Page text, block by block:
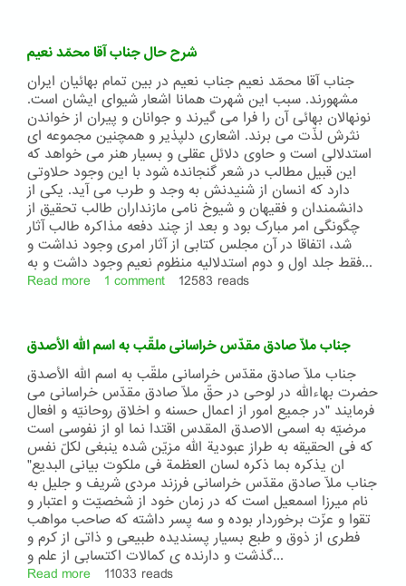
و
جناب
سینا
شرح حال جناب آقا محمّد نعیم
جناب آقا محمّد نعیم جناب نعیم در بین تمام بهائیان ایران
مشهورند. سبب این شهرت همانا اشعار شیوای ایشان است.
نونهالان بهائی آن را فرا می گیرند و جوانان و پیران از خواندن
نثرش لذّت می برند. اشعاری دلپذیر و همچنین مجموعه ای
استدلالی است و حاوی دلائل عقلی و بسیار هنر می خواهد که
این قبیل مطالب در شعر گنجانده شود با این وجود حلاوتی
دارد که انسان از شنیدنش به وجد و طرب می آید. یکی از
دانشمندان و فقیهان و شیوخ نامی مازنداران طالب تحقیق از
چگونگی امر مبارک بود و بعد از چند دفعه مذاکره طالب آثار
شد، اتفاقا در آن مجلس کتابی از آثار امری وجود نداشت و
فقط جلد اول و دوم استدلالیه منظوم نعیم وجود داشت و به...
Read more about
جناب
آقا
محمّد
نعیم
1 comment 12583 reads
جناب ملّا صادق مقدّس خراسانی ملقّب به اسم الله الأصدق
جناب ملّا صادق مقدّس خراسانی ملقّب به اسم الله الأصدق
حضرت بهاءالله در لوحی در حقّ ملّا صادق مقدّس خراسانی می
فرمایند "در جمیع امور از اعمال حسنه و اخلاق روحانیّه و افعال
مرضیّه به اسمی الاصدق المقدس اقتدا نما او از نفوسی است
که فی الحقیقه به طراز عبودیة الله مزیّن شده ینبغی لکلّ نفس
ان یذکره بما ذکره لسان العظمة فی ملکوت بیانی البدیع"
جناب ملّا صادق مقدّس خراسانی فرزند مردی شریف و جلیل به
نام میرزا اسمعیل است که در زمان خود از شخصیّت و اعتبار و
تقوا و عزّت برخوردار بوده و سه پسر داشته که صاحب مواهب
فطری از ذوق و طبع بسیار پسندیده طبیعی و ذاتی از کرم و
گذشت و دارنده ی کمالات اکتسابی از علم و...
Read more about
11033 reads